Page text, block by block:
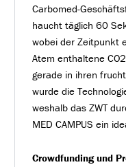
Carbomed-
haucht täglich 60
wobei der Zeitpunkt
Atem enthaltene
gerade in ihren
wurde die
weshalb das ZWT
MED CAMPUS ein
Crowdfunding und